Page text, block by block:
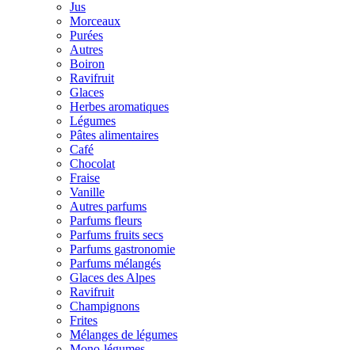
Jus
Morceaux
Purées
Autres
Boiron
Ravifruit
Glaces
Herbes aromatiques
Légumes
Pâtes alimentaires
Café
Chocolat
Fraise
Vanille
Autres parfums
Parfums fleurs
Parfums fruits secs
Parfums gastronomie
Parfums mélangés
Glaces des Alpes
Ravifruit
Champignons
Frites
Mélanges de légumes